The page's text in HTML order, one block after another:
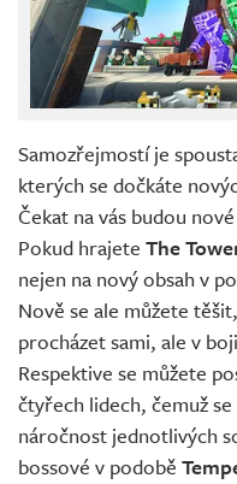
Samozřejmostí je
kterých se dočkáte
Čekat na vás budou
Pokud hrajete The
nejen na nový obsah v
Nově se ale můžete
procházet sami, ale v
Respektive se můžete
čtyřech lidech, čemuž
náročnost jednotlivých
bossové v podobě